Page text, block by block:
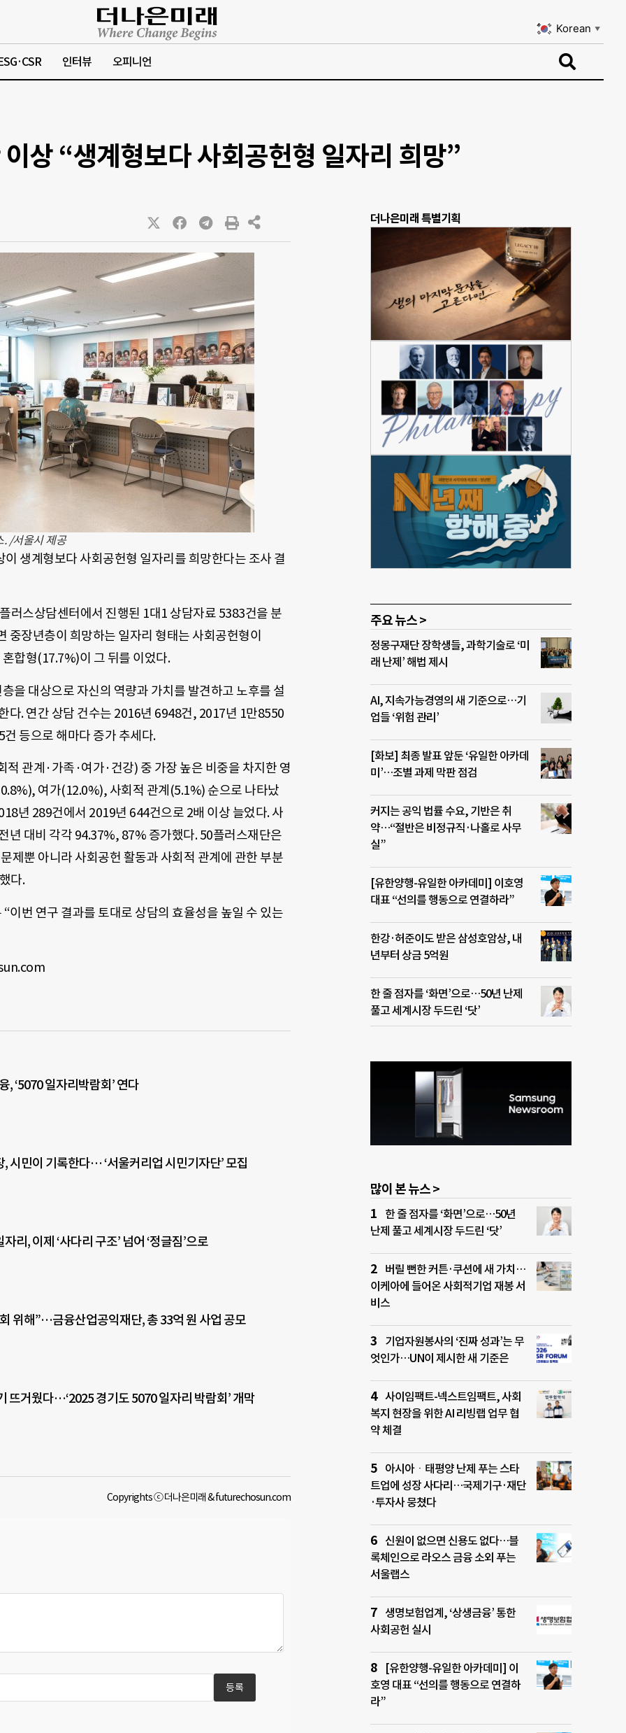
Korean ▼
인터뷰 오피니언
상 “생계형보다 사회공헌형 일자리 희망”
. /서울시 제공
생계형보다 사회공헌형 일자리를 희망한다는 조사 결
러스상담센터에서 진행된 1대1 상담자료 5383건을 분
중장년층이 희망하는 일자리 형태는 사회공헌형이
합형(17.7%)이 그 뒤를 이었다.
을 대상으로 자신의 역량과 가치를 발견하고 노후를 설
다. 연간 상담 건수는 2016년 6948건, 2017년 1만8550
등으로 해마다 증가 추세다.
관계·가족·여가·건강) 중 가장 높은 비중을 차지한 영
여가(12.0%), 사회적 관계(5.1%) 순으로 나타났
년 289건에서 2019년 644건으로 2배 이상 늘었다. 사
년 대비 각각 94.37%, 87% 증가했다. 50플러스재단은
제뿐 아니라 사회공헌 활동과 사회적 관계에 관한 부분
다.
이번 연구 결과를 토대로 상담의 효율성을 높일 수 있는
, ‘5070 일자리박람회’ 연다
시민이 기록한다… ‘서울커리업 시민기자단’ 모집
리, 이제 ‘사다리 구조’ 넘어 ‘정글짐’으로
위해”…금융산업공익재단, 총 33억 원 사업 공모
뜨거웠다…‘2025 경기도 5070 일자리 박람회’ 개막
Copyrights ⓒ 더나은미래 & futurechosun.com
더나은미래 특별기획
주요 뉴스 >
정몽구재단 장학생들, 과학기술로 ‘미
래 난제’ 해법 제시
AI, 지속가능경영의 새 기준으로…기
업들 ‘위험 관리’
[화보] 최종 발표 앞둔 ‘유일한 아카데
미’…조별 과제 막판 점검
커지는 공익 법률 수요, 기반은 취
약…“절반은 비정규직·나홀로 사무
실”
[유한양행-유일한 아카데미] 이호영
대표 “선의를 행동으로 연결하라”
한강·허준이도 받은 삼성호암상, 내
년부터 상금 5억원
한 줄 점자를 ‘화면’으로…50년 난제
풀고 세계시장 두드린 ‘닷’
많이 본 뉴스 >
한 줄 점자를 ‘화면’으로…50년
난제 풀고 세계시장 두드린 ‘닷’
버릴 뻔한 커튼·쿠션에 새 가치…
이케아에 들어온 사회적기업 재봉 서
비스
기업자원봉사의 ‘진짜 성과’는 무
엇인가…UN이 제시한 새 기준은
사이임팩트-넥스트임팩트, 사회
복지 현장을 위한 AI 리빙랩 업무 협
약 체결
아시아ㆍ태평양 난제 푸는 스타
트업에 성장 사다리…국제기구·재단
·투자사 뭉쳤다
신원이 없으면 신용도 없다…블
록체인으로 라오스 금융 소외 푸는
서울랩스
생명보험업계, ‘상생금융’ 통한
사회공헌 실시
[유한양행-유일한 아카데미] 이
호영 대표 “선의를 행동으로 연결하
라”